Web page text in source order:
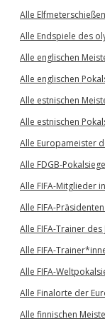
Alle
Alle Endspiele des
Alle englischen
Alle englischen
Alle estnischen
Alle estnischen
Alle Europameister
Alle FDGB-
Alle FIFA-Mitglieder
Alle FIFA-
Alle FIFA-Trainer des
Alle FIFA-
Alle FIFA-
Alle Finalorte der
Alle finnischen